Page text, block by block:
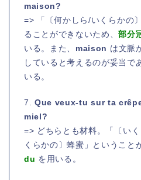
maison?
=> 「〔何かしら/いくらかの
ることができないため、部分
いる。また、 maison は文脈
していると考えるのが妥当で
いる。
7.Que veux-tu sur ta
miel?
=> どちらとも材料。「〔い
くらかの〕蜂蜜」ということ
du を用いる。